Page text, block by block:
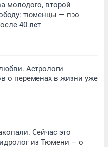
молодого, второй
тюменцы — про
40 лет
Астрологи
о переменах в жизни уже
Сейчас это
из Тюмени — о